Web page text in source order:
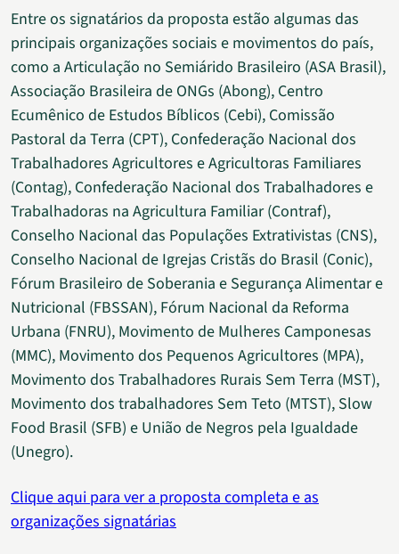
Entre os signatários da proposta estão algumas das
principais organizações sociais e movimentos do país,
como a Articulação no Semiárido Brasileiro (ASA Brasil),
Associação Brasileira de ONGs (Abong), Centro
Ecumênico de Estudos Bíblicos (Cebi), Comissão
Pastoral da Terra (CPT), Confederação Nacional dos
Trabalhadores Agricultores e Agricultoras Familiares
(Contag), Confederação Nacional dos Trabalhadores e
Trabalhadoras na Agricultura Familiar (Contraf),
Conselho Nacional das Populações Extrativistas (CNS),
Conselho Nacional de Igrejas Cristãs do Brasil (Conic),
Fórum Brasileiro de Soberania e Segurança Alimentar e
Nutricional (FBSSAN), Fórum Nacional da Reforma
Urbana (FNRU), Movimento de Mulheres Camponesas
(MMC), Movimento dos Pequenos Agricultores (MPA),
Movimento dos Trabalhadores Rurais Sem Terra (MST),
Movimento dos trabalhadores Sem Teto (MTST), Slow
Food Brasil (SFB) e União de Negros pela Igualdade
(Unegro).
Clique aqui para ver a proposta completa e as
organizações signatárias